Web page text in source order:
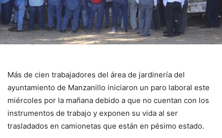
Más de cien trabajadores del área de jardinería del
ayuntamiento de Manzanillo iniciaron un paro laboral este
miércoles por la mañana debido a que no cuentan con los
instrumentos de trabajo y exponen su vida al ser
trasladados en camionetas que están en pésimo estado.